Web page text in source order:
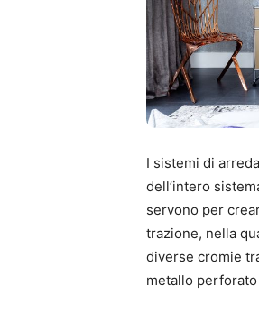
I sistemi di
dell’intero
servono per
trazione, nella
diverse cromie
metallo